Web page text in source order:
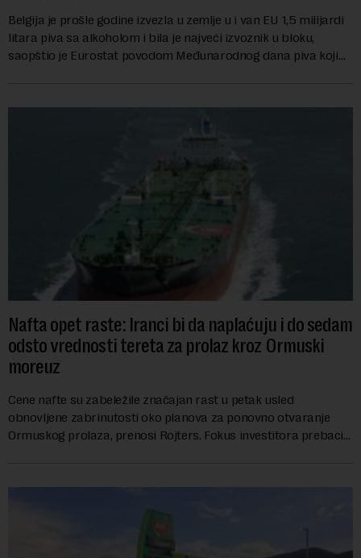
Belgija je prošle godine izvezla u zemlje u i van EU 1,5 milijardi
litara piva sa alkoholom i bila je najveći izvoznik u bloku,
saopštio je Eurostat povodom Međunarodnog dana piva koji
Nafta opet raste: Iranci bi da naplaćuju i do sedam
odsto vrednosti tereta za prolaz kroz Ormuski
moreuz
Cene nafte su zabeležile značajan rast u petak usled
obnovljene zabrinutosti oko planova za ponovno otvaranje
Ormuskog prolaza, prenosi Rojters. Fokus investitora prebacio